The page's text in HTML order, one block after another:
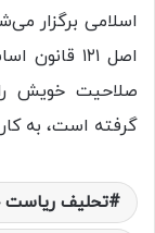
اسلامی برگزار
اصل ۱۲۱
صلاحیت خویش
گرفته است، به
تحلیف ریاست